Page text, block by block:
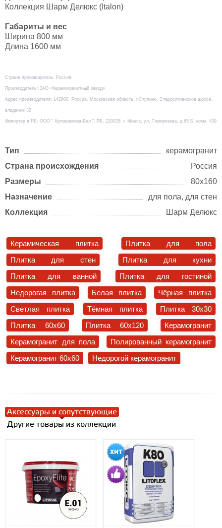
Коллекция Шарм Делюкс (Italon)
Габариты и вес
Ширина 800 мм
Длина 1600 мм
Страна производитель: Россия
Производитель: ЗАО «Керамогранитный завод»
Адрес производителя: 142800, Россия, Московская область, г.Ступино, Староситненское шоссе,
владение 32
Импортер в РБ: ООО " Арткерамика-Бел ", РБ, 220035, г. Минск, ул. Тимирязева, д.65 Б, комн. 409
Тип
керамогранит
Страна происхождения
Россия
Размеры
80х160
Назначение
для пола, для стен
Коллекция
Шарм Делюкс
Керамическая плитка
Плитка для пола
Плитка для стен
Плитка для кухни
Плитка для ванной
Плитка для гостиной
Недорогая плитка
Белая плитка
Чёрная плитка
Светлая плитка
Тёмная плитка
Плитка 30x30
Плитка 60x60
Плитка 60x120
Керамогранит
Керамогранит для пола
Полированный керамогранит
Керамогранит 60x60
Недорогой керамогранит
Аксессуары и сопутствующие
Другие товары из коллекции